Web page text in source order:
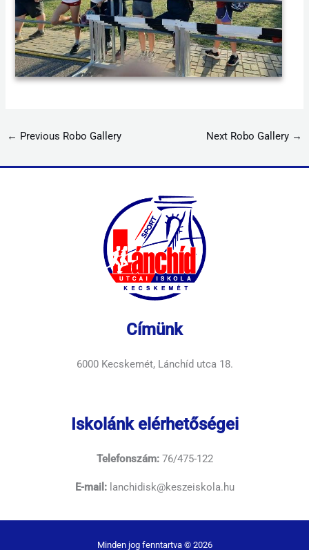
← Previous Robo Gallery Next Robo Gallery →
Címünk
6000 Kecskemét, Lánchíd utca 18.
Iskolánk elérhetőségei
Telefonszám:76/475-122
E-mail:lanchidisk@keszeiskola.hu
Minden jog fenntartva © 2026